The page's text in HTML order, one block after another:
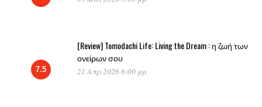
7.5
[Review] Tomodachi Life: Living the Dream : η ζωή των
ονείρων σου
21 Απρ 2026 6:00 μμ